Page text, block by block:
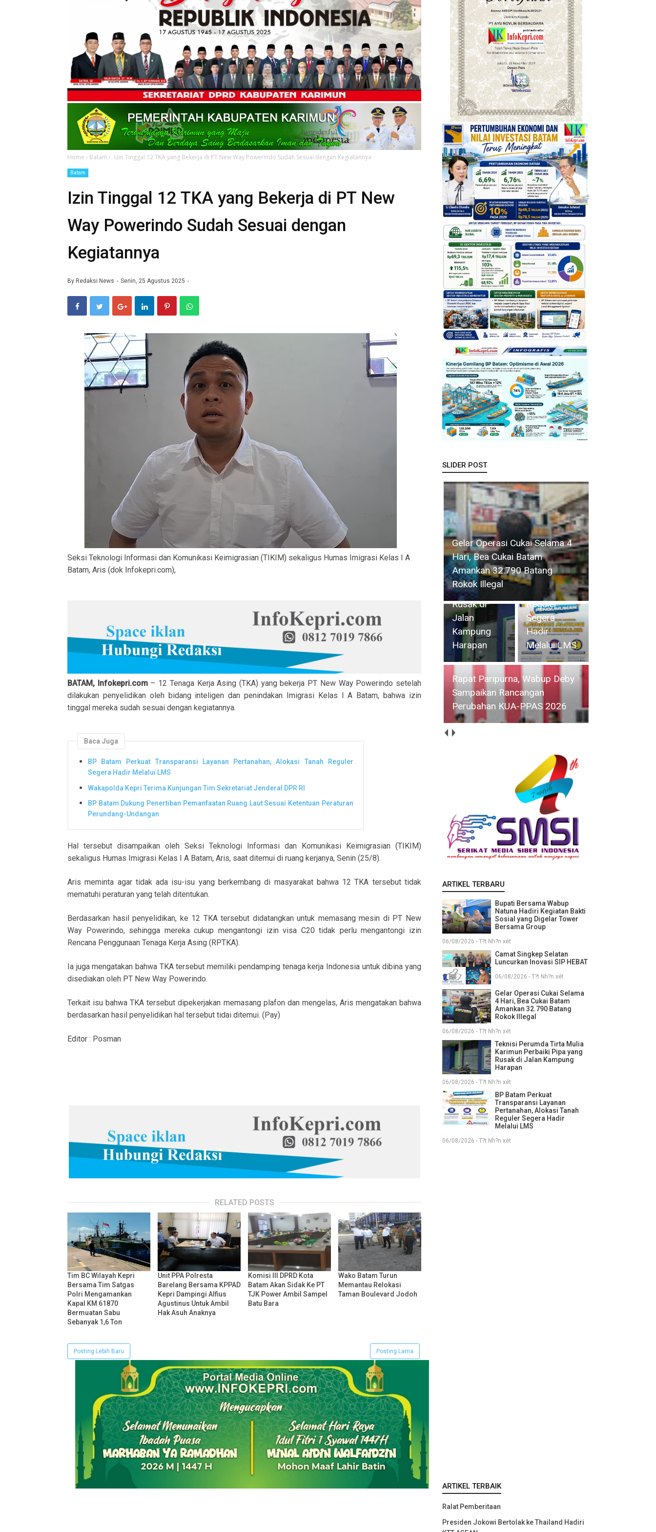
Home › Batam › Izin Tinggal 12 TKA yang Bekerja di PT New Way Powerindo Sudah Sesuai dengan Kegiatannya
Batam
Izin Tinggal 12 TKA yang Bekerja di PT New
Way Powerindo Sudah Sesuai dengan
Kegiatannya
By Redaksi News Senin, 25 Agustus 2025
Seksi Teknologi Informasi dan Komunikasi Keimigrasian (TIKIM) sekaligus Humas Imigrasi Kelas I A
Batam, Aris (dok Infokepri.com),
BATAM, Infokepri.com – 12 Tenaga Kerja Asing (TKA) yang bekerja PT New Way Powerindo setelah
dilakukan penyelidikan oleh bidang inteligen dan penindakan Imigrasi Kelas I A Batam, bahwa izin
tinggal mereka sudah sesuai dengan kegiatannya.
Baca Juga
BP Batam Perkuat Transparansi Layanan Pertanahan, Alokasi Tanah Reguler
Segera Hadir Melalui LMS
Wakapolda Kepri Terima Kunjungan Tim Sekretariat Jenderal DPR RI
BP Batam Dukung Penertiban Pemanfaatan Ruang Laut Sesuai Ketentuan Peraturan
Perundang-Undangan
Hal tersebut disampaikan oleh Seksi Teknologi Informasi dan Komunikasi Keimigrasian (TIKIM)
sekaligus Humas Imigrasi Kelas I A Batam, Aris, saat ditemui di ruang kerjanya, Senin (25/8).
Aris meminta agar tidak ada isu-isu yang berkembang di masyarakat bahwa 12 TKA tersebut tidak
mematuhi peraturan yang telah ditentukan.
Berdasarkan hasil penyelidikan, ke 12 TKA tersebut didatangkan untuk memasang mesin di PT New
Way Powerindo, sehingga mereka cukup mengantongi izin visa C20 tidak perlu mengantongi izin
Rencana Penggunaan Tenaga Kerja Asing (RPTKA).
Ia juga mengatakan bahwa TKA tersebut memiliki pendamping tenaga kerja Indonesia untuk dibina yang
disediakan oleh PT New Way Powerindo.
Terkait isu bahwa TKA tersebut dipekerjakan memasang plafon dan mengelas, Aris mengatakan bahwa
berdasarkan hasil penyelidikan hal tersebut tidai ditemui. (Pay)
Editor : Posman
RELATED POSTS
Tim BC Wilayah Kepri
Bersama Tim Satgas
Polri Mengamankan
Kapal KM 61870
Bermuatan Sabu
Sebanyak 1,6 Ton
Unit PPA Polresta
Barelang Bersama KPPAD
Kepri Dampingi Alfius
Agustinus Untuk Ambil
Hak Asuh Anaknya
Komisi III DPRD Kota
Batam Akan Sidak Ke PT
TJK Power Ambil Sampel
Batu Bara
Wako Batam Turun
Memantau Relokasi
Taman Boulevard Jodoh
Posting Lebih Baru Posting Lama
SLIDER POST
Teknisi Perumda Tirta Mulia
Karimun Perbaiki Pipa yang
Rusak di Jalan Kampung
Harapan
BP Batam
Perkuat
Transparansi
Layanan
Pertanahan,
Alokasi
Tanah
Reguler
Segera
Hadir
Melalui LMS
Rapat
Paripurna,
Wabup Deby
Sampaikan
Rancangan
Perubahan
KUA-PPAS
2026
Peringati HUT ke-50, PT Timah
Tbk Laksanakan Khitanan
Massal di Desa Perayun
ARTIKEL TERBARU
Bupati Bersama Wabup
Natuna Hadiri Kegiatan Bakti
Sosial yang Digelar Tower
Bersama Group
06/08/2026 - T?t Nh?n xét
Camat Singkep Selatan
Luncurkan Inovasi SIP HEBAT
06/08/2026 - T?t Nh?n xét
Gelar Operasi Cukai Selama
4 Hari, Bea Cukai Batam
Amankan 32.790 Batang
Rokok Illegal
06/08/2026 - T?t Nh?n xét
Teknisi Perumda Tirta Mulia
Karimun Perbaiki Pipa yang
Rusak di Jalan Kampung
Harapan
06/08/2026 - T?t Nh?n xét
BP Batam Perkuat
Transparansi Layanan
Pertanahan, Alokasi Tanah
Reguler Segera Hadir
Melalui LMS
06/08/2026 - T?t Nh?n xét
ARTIKEL TERBAIK
Ralat Pemberitaan
Presiden Jokowi Bertolak ke Thailand Hadiri